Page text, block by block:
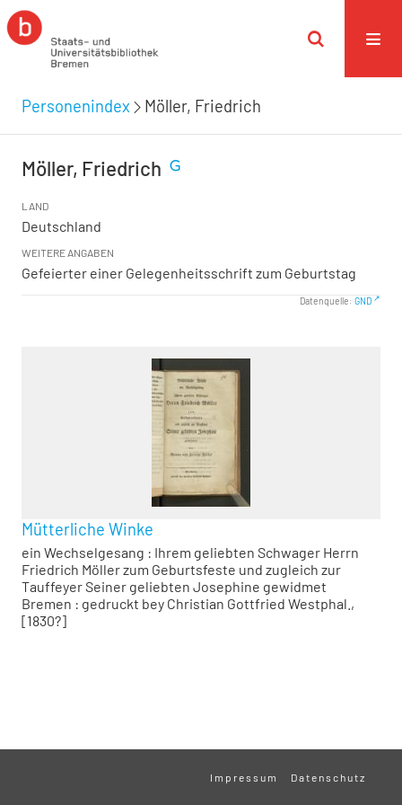
Personenindex Möller, Friedrich
Möller, Friedrich
LAND
Deutschland
WEITERE ANGABEN
Gefeierter einer Gelegenheitsschrift zum Geburtstag
Datenquelle: GND
Mütterliche Winke
ein Wechselgesang : Ihrem geliebten Schwager Herrn
Friedrich Möller zum Geburtsfeste und zugleich zur
Tauffeyer Seiner geliebten Josephine gewidmet
Bremen : gedruckt bey Christian Gottfried Westphal.,
[1830?]
Impressum Datenschutz